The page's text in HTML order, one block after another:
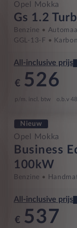
Opel Mokka
Gs 1.2
Benzine
GGL-13-F
All-inclusive prijs
€ 526
p/m. incl. btw o.b.v
Nieuw
Opel Mokka
Business
100kW
Benzine
All-inclusive prijs
€ 537